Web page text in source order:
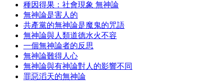
種因得果：社會現象 無神論
無神論是害人的
共產黨的無神論是魔鬼的咒語
無神論與人類道德水火不容
一個無神論者的反思
無神論難得人心
無神論與有神論對人的影響不同
罪惡滔天的無神論